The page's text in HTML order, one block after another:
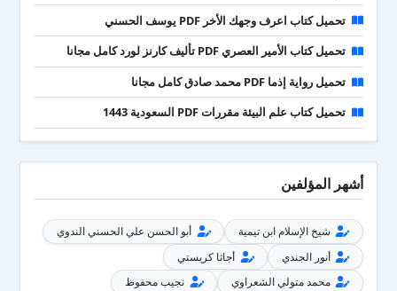
تحميل كتاب اعرف وجهك الأخر PDF يوسف الحسني
تحميل كتاب الأمير العصري PDF تأليف كارنز لورد كامل مجانا
تحميل رواية إذما PDF محمد صادق كامل مجانا
تحميل كتاب علم البيئة مقررات PDF السعودية 1443
أشهر المؤلفين
شيخ الإسلام ابن تيمية
أبو الحسن علي الحسني الندوي
أنور الجندي
أجاثا كريستي
محمد متولي الشعراوي
نجيب محفوظ